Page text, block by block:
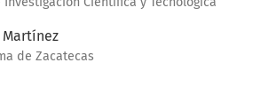
de Zacatecas